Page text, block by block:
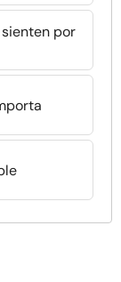
por